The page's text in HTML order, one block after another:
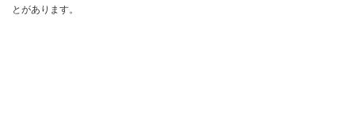
とがあります。